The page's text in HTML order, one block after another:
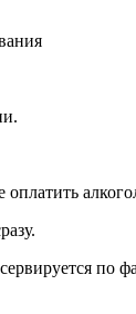
оплатить
по